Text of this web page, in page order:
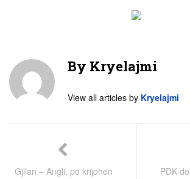
By Kryelajmi
View all articles by Kryelajmi
Gjilan – Angli, po krijohen
PDK